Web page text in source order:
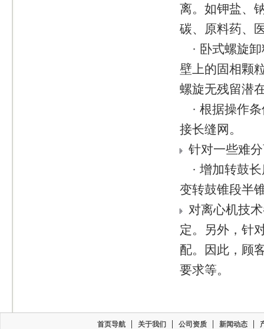
离。如钾盐、
碳、原料药、
· 卧式螺旋卸
壁上的固相颗
螺旋无残留潜
· 根据操作条
接长缝网。
针对一些难
· 增加转鼓
变转鼓锥段半
对离心机技
定。另外，针
配。因此，顾
要求等。
首页导航 关于我们 公司资质 新闻动态